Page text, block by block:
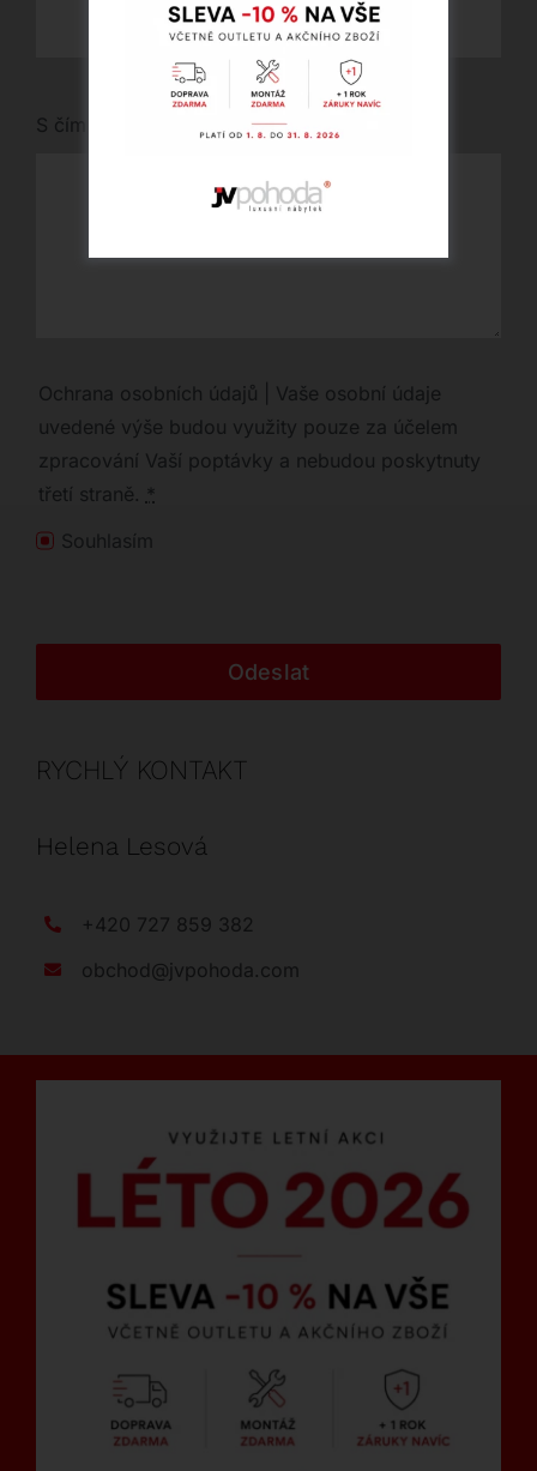
S čím vám můžeme pomoci?
Ochrana osobních údajů | Vaše osobní údaje
uvedené výše budou využity pouze za účelem
zpracování Vaší poptávky a nebudou poskytnuty
třetí straně. *
Souhlasím
Odeslat
RYCHLÝ KONTAKT
Helena Lesová
+420 727 859 382
obchod@jvpohoda.com